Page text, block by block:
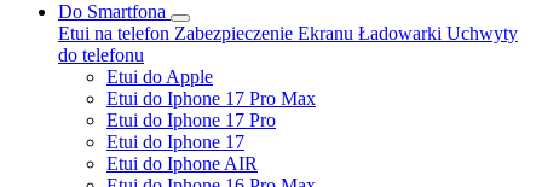
Do Smartfona
Etui na telefon Zabezpieczenie Ekranu Ładowarki Uchwyty
do telefonu
Etui do Apple
Etui do Iphone 17 Pro Max
Etui do Iphone 17 Pro
Etui do Iphone 17
Etui do Iphone AIR